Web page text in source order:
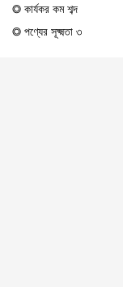
◎ কার্যকর কম শব্দ
◎ পণ্যের সূক্ষ্মতা ৩